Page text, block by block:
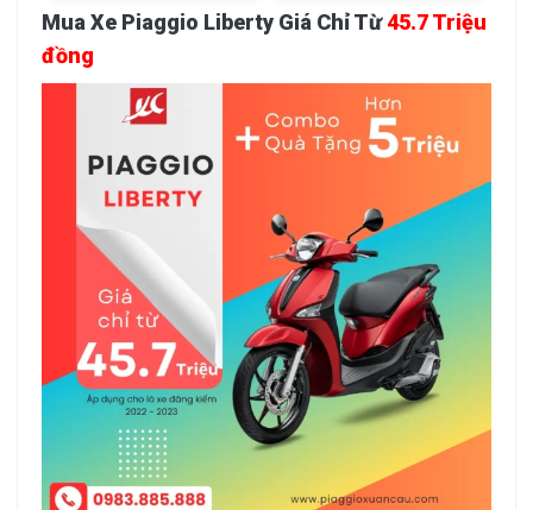
Mua Xe Piaggio Liberty Giá Chỉ Từ45.7 Triệu
đồng